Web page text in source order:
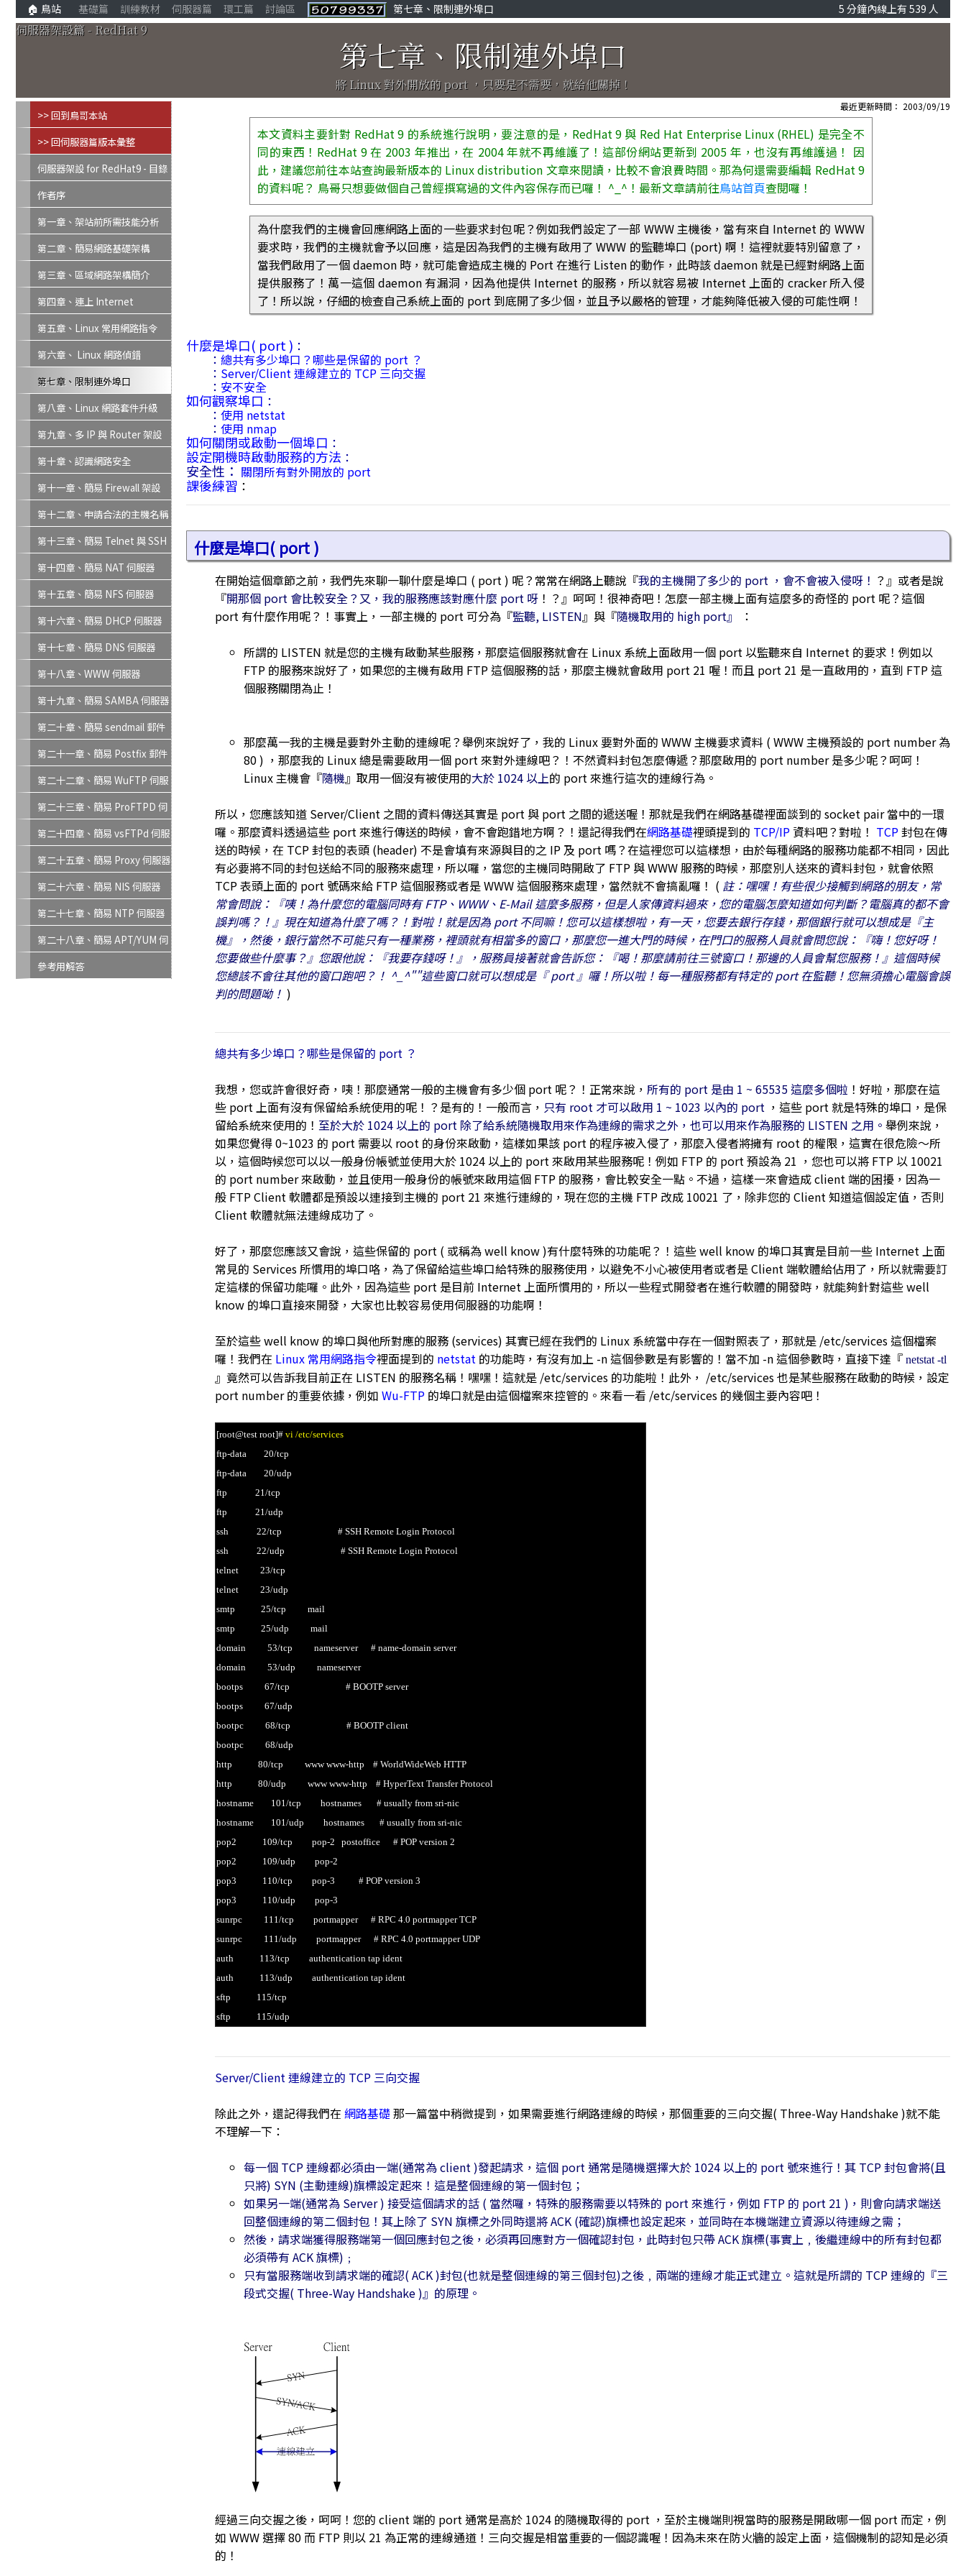
🏠 鳥站 基礎篇 訓練教材 伺服器篇 環工篇 討論區 第七章、限制連外埠口 5 分鐘內線上有 539 人
伺服器架設篇 - RedHat 9
第七章、限制連外埠口
將 Linux 對外開放的 port ，只要是不需要，就給他關掉！
>> 回到鳥哥本站
>> 回伺服器篇版本彙整
伺服器架設 for RedHat9 - 目錄
作者序
第一章、架站前所需技能分析
第二章、簡易網路基礎架構
第三章、區域網路架構簡介
第四章、連上 Internet
第五章、Linux 常用網路指令
第六章、 Linux 網路偵錯
第七章、限制連外埠口
第八章、Linux 網路套件升級
第九章、多 IP 與 Router 架設
第十章、認識網路安全
第十一章、簡易 Firewall 架設
第十二章、申請合法的主機名稱
第十三章、簡易 Telnet 與 SSH
第十四章、簡易 NAT 伺服器
第十五章、簡易 NFS 伺服器
第十六章、簡易 DHCP 伺服器
第十七章、簡易 DNS 伺服器
第十八章、WWW 伺服器
第十九章、簡易 SAMBA 伺服器
第二十章、簡易 sendmail 郵件
第二十一章、簡易 Postfix 郵件
第二十二章、簡易 WuFTP 伺服
第二十三章、簡易 ProFTPD 伺
第二十四章、簡易 vsFTPd 伺服
第二十五章、簡易 Proxy 伺服器
第二十六章、簡易 NIS 伺服器
第二十七章、簡易 NTP 伺服器
第二十八章、簡易 APT/YUM 伺
參考用解答
最近更新時間： 2003/09/19
本文資料主要針對 RedHat 9 的系統進行說明，要注意的是，RedHat 9 與 Red Hat Enterprise Linux (RHEL) 是完全不
同的東西！RedHat 9 在 2003 年推出，在 2004 年就不再維護了！這部份網站更新到 2005 年，也沒有再維護過！ 因
此，建議您前往本站查詢最新版本的 Linux distribution 文章來閱讀，比較不會浪費時間。那為何還需要編輯 RedHat 9
的資料呢？ 鳥哥只想要做個自己曾經撰寫過的文件內容保存而已囉！ ^_^！最新文章請前往鳥站首頁查閱囉！
為什麼我們的主機會回應網路上面的一些要求封包呢？例如我們設定了一部 WWW 主機後，當有來自 Internet 的 WWW
要求時，我們的主機就會予以回應，這是因為我們的主機有啟用了 WWW 的監聽埠口 (port) 啊！這裡就要特別留意了，
當我們啟用了一個 daemon 時，就可能會造成主機的 Port 在進行 Listen 的動作，此時該 daemon 就是已經對網路上面
提供服務了！萬一這個 daemon 有漏洞，因為他提供 Internet 的服務，所以就容易被 Internet 上面的 cracker 所入侵
了！所以說，仔細的檢查自己系統上面的 port 到底開了多少個，並且予以嚴格的管理，才能夠降低被入侵的可能性啊！
什麼是埠口( port ) ：
： 總共有多少埠口？哪些是保留的 port ？
： Server/Client 連線建立的 TCP 三向交握
： 安不安全
如何觀察埠口 ：
： 使用 netstat
： 使用 nmap
如何關閉或啟動一個埠口 ：
設定開機時啟動服務的方法 ：
安全性： 關閉所有對外開放的 port
課後練習 ：
什麼是埠口( port )
在開始這個章節之前，我們先來聊一聊什麼是埠口 ( port ) 呢？常常在網路上聽說『我的主機開了多少的 port ，會不會被入侵呀！ ？』或者是說
『開那個 port 會比較安全？又，我的服務應該對應什麼 port 呀！？』呵呵！很神奇吧！怎麼一部主機上面有這麼多的奇怪的 port 呢？這個
port 有什麼作用呢？！事實上，一部主機的 port 可分為『監聽, LISTEN』與『隨機取用的 high port』 ：
所謂的 LISTEN 就是您的主機有啟動某些服務，那麼這個服務就會在 Linux 系統上面啟用一個 port 以監聽來自 Internet 的要求！例如以
FTP 的服務來說好了，如果您的主機有啟用 FTP 這個服務的話，那麼主機就會啟用 port 21 喔！而且 port 21 是一直啟用的，直到 FTP 這
個服務關閉為止！
那麼萬一我的主機是要對外主動的連線呢？舉例來說好了，我的 Linux 要對外面的 WWW 主機要求資料 ( WWW 主機預設的 port number 為
80 ) ，那麼我的 Linux 總是需要啟用一個 port 來對外連線吧？！不然資料封包怎麼傳遞？那麼啟用的 port number 是多少呢？呵呵！
Linux 主機會『隨機』取用一個沒有被使用的大於 1024 以上的 port 來進行這次的連線行為。
所以，您應該知道 Server/Client 之間的資料傳送其實是 port 與 port 之間的遞送喔！那就是我們在網路基礎裡面談到的 socket pair 當中的一環
囉。那麼資料透過這些 port 來進行傳送的時候，會不會跑錯地方啊？！還記得我們在網路基礎裡頭提到的 TCP/IP資料吧？對啦！ TCP封包在傳
送的時候，在 TCP 封包的表頭 (header) 不是會填有來源與目的之 IP 及 port 嗎？在這裡您可以這樣想，由於每種網路的服務功能都不相同，因此
有必要將不同的封包送給不同的服務來處理，所以囉，當您的主機同時開啟了 FTP 與 WWW 服務的時候，那麼別人送來的資料封包，就會依照
TCP 表頭上面的 port 號碼來給 FTP 這個服務或者是 WWW 這個服務來處理，當然就不會搞亂囉！ ( 註：嘿嘿！有些很少接觸到網路的朋友，常
常會問說：『咦！為什麼您的電腦同時有 FTP、WWW、E-Mail 這麼多服務，但是人家傳資料過來，您的電腦怎麼知道如何判斷？電腦真的都不會
誤判嗎？！』現在知道為什麼了嗎？！對啦！就是因為 port 不同嘛！您可以這樣想啦，有一天，您要去銀行存錢，那個銀行就可以想成是『主
機』，然後，銀行當然不可能只有一種業務，裡頭就有相當多的窗口，那麼您一進大門的時候，在門口的服務人員就會問您說：『嗨！您好呀！
您要做些什麼事？』您跟他說：『我要存錢呀！』，服務員接著就會告訴您：『喝！那麼請前往三號窗口！那邊的人員會幫您服務！』這個時候
您總該不會往其他的窗口跑吧？！ ^_^""這些窗口就可以想成是『 port 』囉！所以啦！每一種服務都有特定的 port 在監聽！您無須擔心電腦會誤
判的問題呦！ )
總共有多少埠口？哪些是保留的 port ？
我想，您或許會很好奇，咦！那麼通常一般的主機會有多少個 port 呢？！正常來說， 所有的 port 是由 1 ~ 65535 這麼多個啦 ！好啦，那麼在這
些 port 上面有沒有保留給系統使用的呢！？是有的！一般而言， 只有 root 才可以啟用 1 ~ 1023 以內的 port ，這些 port 就是特殊的埠口，是保
留給系統來使用的！ 至於大於 1024 以上的 port 除了給系統隨機取用來作為連線的需求之外，也可以用來作為服務的 LISTEN 之用。 舉例來說，
如果您覺得 0~1023 的 port 需要以 root 的身份來啟動，這樣如果該 port 的程序被入侵了，那麼入侵者將擁有 root 的權限，這實在很危險～所
以，這個時候您可以以一般身份帳號並使用大於 1024 以上的 port 來啟用某些服務呢！例如 FTP 的 port 預設為 21 ，您也可以將 FTP 以 10021
的 port number 來啟動，並且使用一般身份的帳號來啟用這個 FTP 的服務，會比較安全一點。不過，這樣一來會造成 client 端的困擾，因為一
般 FTP Client 軟體都是預設以連接到主機的 port 21 來進行連線的，現在您的主機 FTP 改成 10021 了，除非您的 Client 知道這個設定值，否則
Client 軟體就無法連線成功了。
好了，那麼您應該又會說，這些保留的 port ( 或稱為 well know )有什麼特殊的功能呢？！這些 well know 的埠口其實是目前一些 Internet 上面
常見的 Services 所慣用的埠口咯，為了保留給這些埠口給特殊的服務使用，以避免不小心被使用者或者是 Client 端軟體給佔用了，所以就需要訂
定這樣的保留功能囉。此外，因為這些 port 是目前 Internet 上面所慣用的，所以一些程式開發者在進行軟體的開發時，就能夠針對這些 well
know 的埠口直接來開發，大家也比較容易使用伺服器的功能啊！
至於這些 well know 的埠口與他所對應的服務 (services) 其實已經在我們的 Linux 系統當中存在一個對照表了，那就是 /etc/services 這個檔案
囉！我們在 Linux 常用網路指令裡面提到的 netstat的功能時，有沒有加上 -n 這個參數是有影響的！當不加 -n 這個參數時，直接下達『 netstat -tl
』竟然可以告訴我目前正在 LISTEN 的服務名稱！嘿嘿！這就是 /etc/services 的功能啦！此外， /etc/services 也是某些服務在啟動的時候，設定
port number 的重要依據，例如 Wu-FTP的埠口就是由這個檔案來控管的。來看一看 /etc/services 的幾個主要內容吧！
[root@test root]# vi /etc/services
ftp-data 20/tcp
ftp-data 20/udp
ftp 21/tcp
ftp 21/udp
ssh 22/tcp # SSH Remote Login Protocol
ssh 22/udp # SSH Remote Login Protocol
telnet 23/tcp
telnet 23/udp
smtp 25/tcp mail
smtp 25/udp mail
domain 53/tcp nameserver # name-domain server
domain 53/udp nameserver
bootps 67/tcp # BOOTP server
bootps 67/udp
bootpc 68/tcp # BOOTP client
bootpc 68/udp
http 80/tcp www www-http # WorldWideWeb HTTP
http 80/udp www www-http # HyperText Transfer Protocol
hostname 101/tcp hostnames # usually from sri-nic
hostname 101/udp hostnames # usually from sri-nic
pop2 109/tcp pop-2 postoffice # POP version 2
pop2 109/udp pop-2
pop3 110/tcp pop-3 # POP version 3
pop3 110/udp pop-3
sunrpc 111/tcp portmapper # RPC 4.0 portmapper TCP
sunrpc 111/udp portmapper # RPC 4.0 portmapper UDP
auth 113/tcp authentication tap ident
auth 113/udp authentication tap ident
sftp 115/tcp
sftp 115/udp
Server/Client 連線建立的 TCP 三向交握
除此之外，還記得我們在 網路基礎 那一篇當中稍微提到，如果需要進行網路連線的時候，那個重要的三向交握( Three-Way Handshake )就不能
不理解一下：
每一個 TCP 連線都必須由一端(通常為 client )發起請求，這個 port 通常是隨機選擇大於 1024 以上的 port 號來進行！其 TCP 封包會將(且
只將) SYN (主動連線)旗標設定起來！這是整個連線的第一個封包；
如果另一端(通常為 Server ) 接受這個請求的話 ( 當然囉，特殊的服務需要以特殊的 port 來進行，例如 FTP 的 port 21 )，則會向請求端送
回整個連線的第二個封包！其上除了 SYN 旗標之外同時還將 ACK (確認)旗標也設定起來，並同時在本機端建立資源以待連線之需；
然後，請求端獲得服務端第一個回應封包之後，必須再回應對方一個確認封包，此時封包只帶 ACK 旗標(事實上﹐後繼連線中的所有封包都
必須帶有 ACK 旗標)﹔
只有當服務端收到請求端的確認( ACK )封包(也就是整個連線的第三個封包)之後﹐兩端的連線才能正式建立。這就是所謂的 TCP 連線的『三
段式交握( Three-Way Handshake )』的原理。
經過三向交握之後，呵呵！您的 client 端的 port 通常是高於 1024 的隨機取得的 port ，至於主機端則視當時的服務是開啟哪一個 port 而定，例
如 WWW 選擇 80 而 FTP 則以 21 為正常的連線通道！三向交握是相當重要的一個認識喔！因為未來在防火牆的設定上面，這個機制的認知是必須
的！